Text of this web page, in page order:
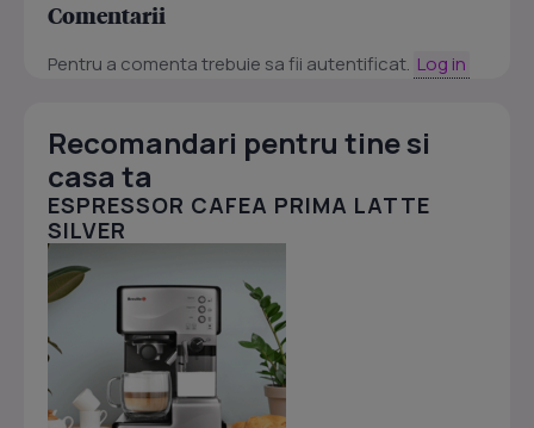
Comentarii
Pentru a comenta trebuie sa fii autentificat. Log in
Recomandari pentru tine si
casa ta
ESPRESSOR CAFEA PRIMA LATTE
SILVER